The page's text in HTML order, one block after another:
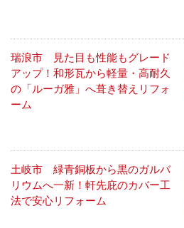
瑞浪市 見た目も性能もグレード
アップ！和形瓦から軽量・高耐久
の「ルーガ雅」へ葺き替えリフォ
ーム
土岐市 緑青銅板から黒のガルバ
リウムへ一新！軒先庇のカバー工
法で安心リフォーム